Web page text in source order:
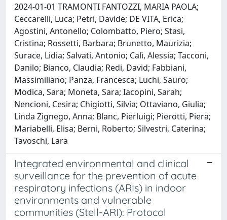
2024-01-01 TRAMONTI FANTOZZI, MARIA PAOLA;
Ceccarelli, Luca; Petri, Davide; DE VITA, Erica;
Agostini, Antonello; Colombatto, Piero; Stasi,
Cristina; Rossetti, Barbara; Brunetto, Maurizia;
Surace, Lidia; Salvati, Antonio; Calì, Alessia; Tacconi,
Danilo; Bianco, Claudia; Redi, David; Fabbiani,
Massimiliano; Panza, Francesca; Luchi, Sauro;
Modica, Sara; Moneta, Sara; Iacopini, Sarah;
Nencioni, Cesira; Chigiotti, Silvia; Ottaviano, Giulia;
Linda Zignego, Anna; Blanc, Pierluigi; Pierotti, Piera;
Mariabelli, Elisa; Berni, Roberto; Silvestri, Caterina;
Tavoschi, Lara
Integrated environmental and clinical
surveillance for the prevention of acute
respiratory infections (ARIs) in indoor
environments and vulnerable
communities (Stell-ARI): Protocol